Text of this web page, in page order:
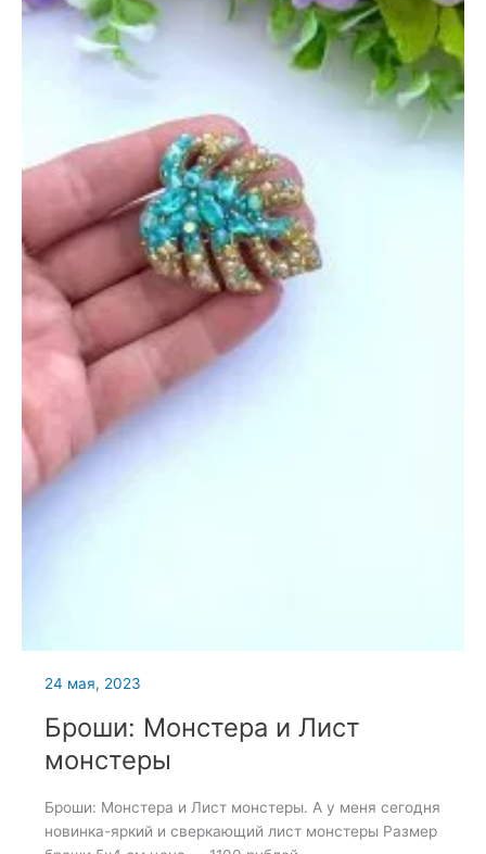
24 мая, 2023
Броши: Монстера и Лист
монстеры
Броши: Монстера и Лист монстеры. А у меня сегодня
новинка-яркий и сверкающий лист монстеры Размер